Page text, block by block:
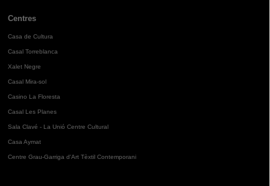
Centres
Casa de Cultura
Casal Torreblanca
Xalet Negre
Casal Mira-sol
Casino La Floresta
Casal Les Planes
Sala Clavé - La Unió Centre Cultural
Casa Aymat
Centre Grau-Garriga d'Art Tèxtil Contemporani